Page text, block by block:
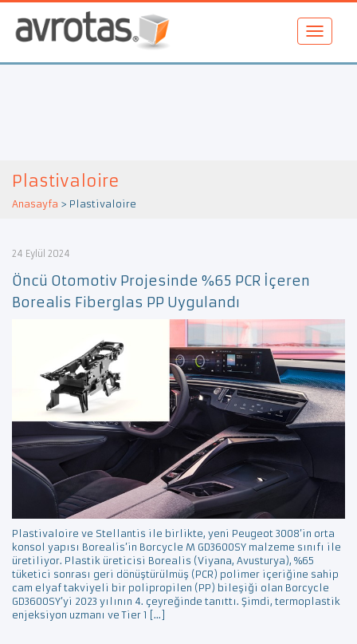
Plastivaloire
Anasayfa > Plastivaloire
24 Eylül 2024
Öncü Otomotiv Projesinde %65 PCR İçeren
Borealis Fiberglas PP Uygulandı
Plastivaloire ve Stellantis ile birlikte, yeni Peugeot 3008’in orta
konsol yapısı Borealis’in Borcycle M GD3600SY malzeme sınıfı ile
üretiliyor. Plastik üreticisi Borealis (Viyana, Avusturya), %65
tüketici sonrası geri dönüştürülmüş (PCR) polimer içeriğine sahip
cam elyaf takviyeli bir polipropilen (PP) bileşiği olan Borcycle
GD3600SY’yi 2023 yılının 4. çeyreğinde tanıttı. Şimdi, termoplastik
enjeksiyon uzmanı ve Tier 1 […]